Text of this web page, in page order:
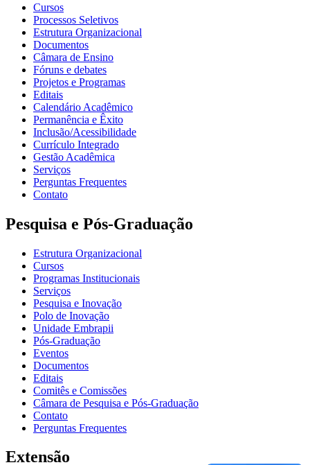
Cursos
Processos Seletivos
Estrutura Organizacional
Documentos
Câmara de Ensino
Fóruns e debates
Projetos e Programas
Editais
Calendário Acadêmico
Permanência e Êxito
Inclusão/Acessibilidade
Currículo Integrado
Gestão Acadêmica
Serviços
Perguntas Frequentes
Contato
Pesquisa e Pós-Graduação
Estrutura Organizacional
Cursos
Programas Institucionais
Serviços
Pesquisa e Inovação
Polo de Inovação
Unidade Embrapii
Pós-Graduação
Eventos
Documentos
Editais
Comitês e Comissões
Câmara de Pesquisa e Pós-Graduação
Contato
Perguntas Frequentes
Extensão